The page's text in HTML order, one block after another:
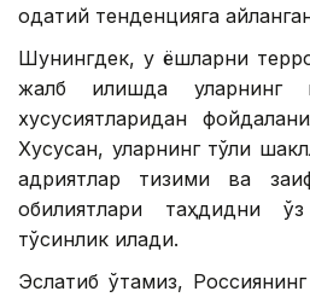
одатий тенденцияга
Шунингдек, у ёшларни
жалб қилишда
хусусиятларидан
Хусусан, уларнинг тўлиқ
қадриятлар тизими ва
қобилиятлари таҳдидни
тўсқинлик қилади.
Эслатиб ўтамиз,